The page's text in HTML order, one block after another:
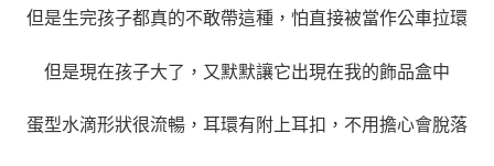
但是生完孩子都真的不敢帶這種，怕直接被當作公車拉環
但是現在孩子大了，又默默讓它出現在我的飾品盒中
蛋型水滴形狀很流暢，耳環有附上耳扣，不用擔心會脫落